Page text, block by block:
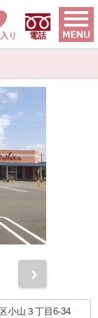
り 電話
小山３丁目6-34